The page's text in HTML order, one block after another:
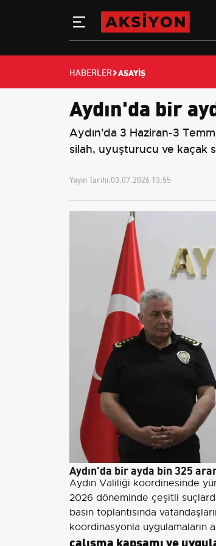
HABERLER ASAYIŞ
Aydın'da bir
Aydın'da 3 Haziran-3
silah, uyuşturucu ve kaçak
Yayın Tarihi:03.07.2026 13:55
Aydın'da bir ayda bin 325
Aydın Valiliği koordinesinde
2026 döneminde çeşitli
basın toplantısında
koordinasyonla uygulamaların
çalışma kapsamı ve